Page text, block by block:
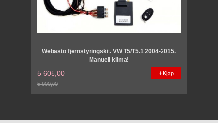
Webasto fjernstyringskit. VW T5/T5.1 2004-2015.
Manuell klima!
5 605,00
5 900,00
Kjøp